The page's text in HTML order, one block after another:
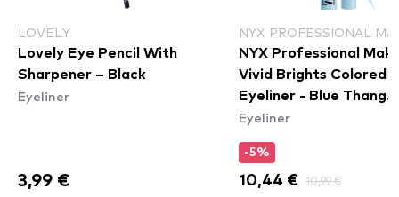
LOVELY
Lovely Eye Pencil With
Sharpener – Black
Eyeliner
3,99 €
NYX PROFESSIONAL
NYX Professional
Vivid Brights Colored
Eyeliner - Blue Thang
(VBLL06)
Eyeliner
-5%
10,44 € 10,99 €